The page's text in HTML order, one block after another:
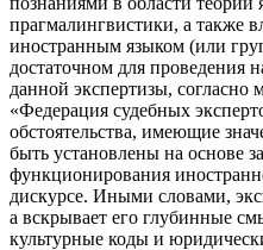
прагмалингвистики, а также
иностранным языком (или
достаточном для проведения
данной экспертизы,
«Федерация судебных
обстоятельства, имеющие
быть установлены на основе
функционирования
дискурсе. Иными словами,
а вскрывает его глубинные
культурные коды и